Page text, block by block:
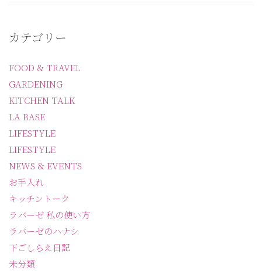
カテゴリー
FOOD & TRAVEL
GARDENING
KITCHEN TALK
LA BASE
LIFESTYLE
LIFESTYLE
NEWS & EVENTS
お手入れ
キッチントーク
ラバーゼ 私の使い方
ラバーゼのハナシ
下ごしらえ日記
未分類